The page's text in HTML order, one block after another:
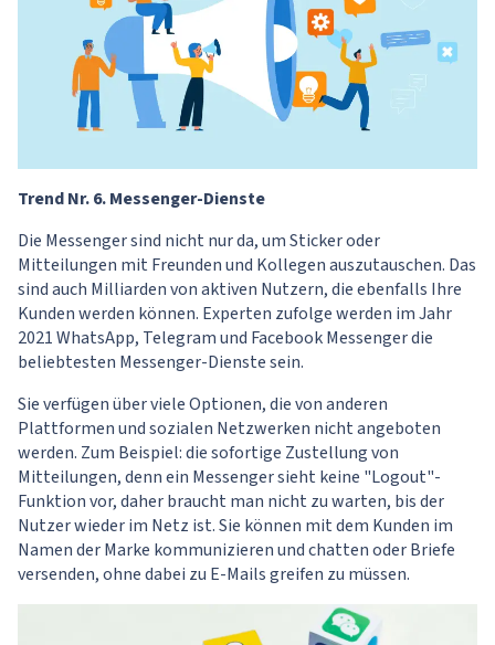
Trend Nr. 6. Messenger-Dienste
Die Messenger sind nicht nur da, um Sticker oder
Mitteilungen mit Freunden und Kollegen auszutauschen. Das
sind auch Milliarden von aktiven Nutzern, die ebenfalls Ihre
Kunden werden können. Experten zufolge werden im Jahr
2021 WhatsApp, Telegram und Facebook Messenger die
beliebtesten Messenger-Dienste sein.
Sie verfügen über viele Optionen, die von anderen
Plattformen und sozialen Netzwerken nicht angeboten
werden. Zum Beispiel: die sofortige Zustellung von
Mitteilungen, denn ein Messenger sieht keine "Logout"-
Funktion vor, daher braucht man nicht zu warten, bis der
Nutzer wieder im Netz ist. Sie können mit dem Kunden im
Namen der Marke kommunizieren und chatten oder Briefe
versenden, ohne dabei zu E-Mails greifen zu müssen.